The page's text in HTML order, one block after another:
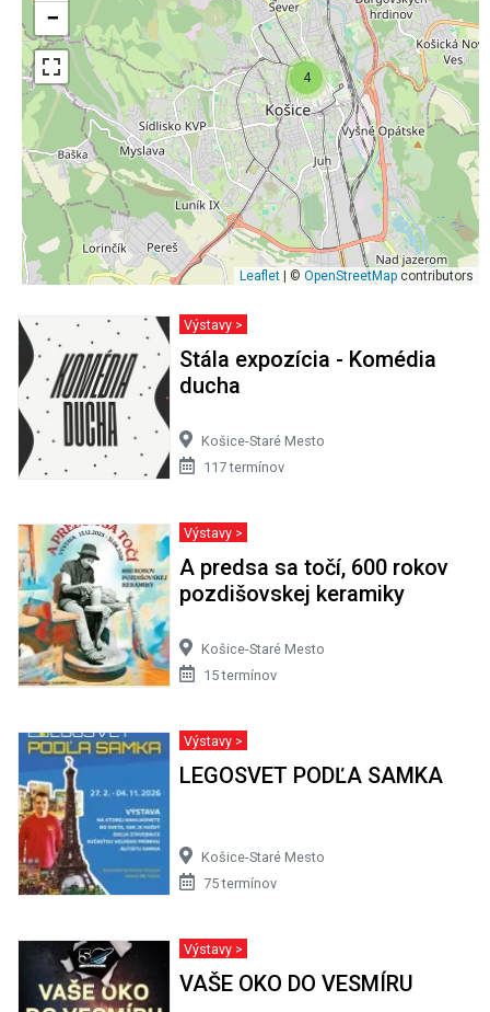
4
−
Leaflet | © OpenStreetMap contributors
Výstavy >
Stála expozícia - Komédia
ducha
Košice-Staré Mesto
117 termínov
Výstavy >
A predsa sa točí, 600 rokov
pozdišovskej keramiky
Košice-Staré Mesto
15 termínov
Výstavy >
LEGOSVET PODĽA SAMKA
Košice-Staré Mesto
75 termínov
Výstavy >
VAŠE OKO DO VESMÍRU